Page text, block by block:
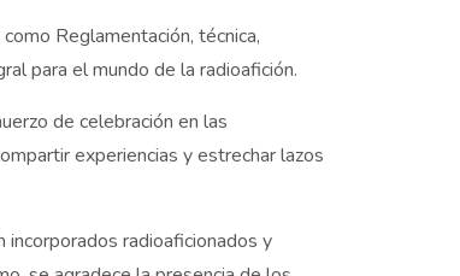
Reglamentación, técnica,
para el mundo de la radioafición.
de celebración en las
experiencias y estrechar lazos
radioaficionados y